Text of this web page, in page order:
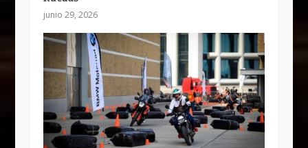
junio 29, 2026